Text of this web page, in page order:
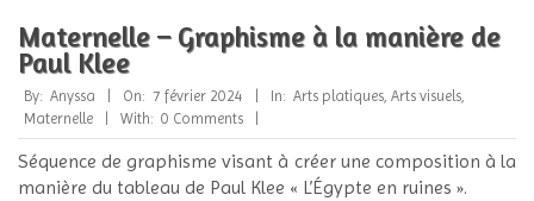
Maternelle – Graphisme à la manière de
Paul Klee
2024-
02-
07
By: Anyssa On: 7 février 2024 In: Arts platiques, Arts visuels,
Maternelle
With: 0 Comments
Séquence de graphisme visant à créer une composition à la
manière du tableau de Paul Klee « L’Égypte en ruines ».